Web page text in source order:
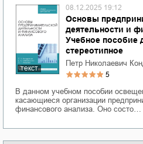
текст
Основы
деятельности и
Учебное пособие
стереотипное
08.12.2025 19:12
Петр Николаевич
5
В данном учебном пособии
касающиеся организации
финансового анализа. Оно состо…